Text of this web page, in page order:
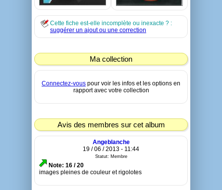
Cette fiche est-elle incomplète ou inexacte ? :
suggérer un ajout ou une correction
Ma collection
Connectez-vous pour voir les infos et les options en
rapport avec votre collection
Avis des membres sur cet album
Angeblanche
19 / 06 / 2013 - 11:44
Statut: Membre
Note: 16 / 20
images pleines de couleur et rigolotes